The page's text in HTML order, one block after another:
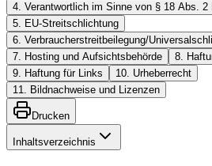
4. Verantwortlich im Sinne von § 18 Abs. 2
5. EU-Streitschlichtung
6. Verbraucherstreitbeilegung/
7. Hosting und Aufsichtsbehörde
8.
9. Haftung für Links
10. Urheberrecht
11. Bildnachweise und Lizenzen
Drucken
Inhaltsverzeichnis